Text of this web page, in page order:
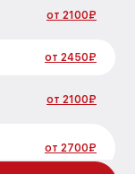
от 2100₽
от 2450₽
от 2100₽
от 2700₽